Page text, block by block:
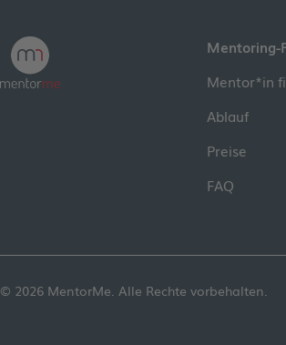
Mentoring-
Mentor*in
Ablauf
Preise
FAQ
© 2026 MentorMe. Alle Rechte vorbehalten.